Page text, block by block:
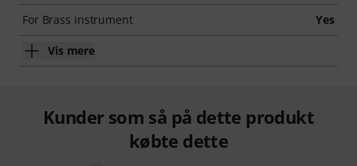
For Brass instrument Yes
Vis mere
Kunder som så på dette produkt
købte dette